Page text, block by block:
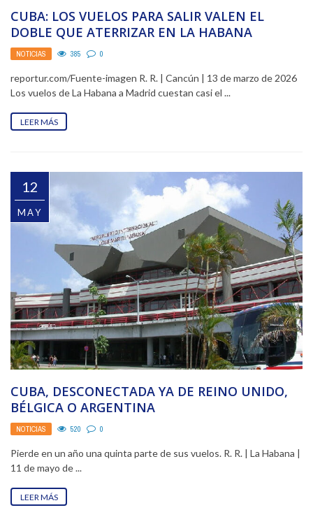
CUBA: LOS VUELOS PARA SALIR VALEN EL
DOBLE QUE ATERRIZAR EN LA HABANA
NOTICIAS 385 0
reportur.com/Fuente-imagen R. R. | Cancún | 13 de marzo de 2026
Los vuelos de La Habana a Madrid cuestan casi el ...
LEER MÁS
12
MAY
CUBA, DESCONECTADA YA DE REINO UNIDO,
BÉLGICA O ARGENTINA
NOTICIAS 520 0
Pierde en un año una quinta parte de sus vuelos. R. R. | La Habana |
11 de mayo de ...
LEER MÁS